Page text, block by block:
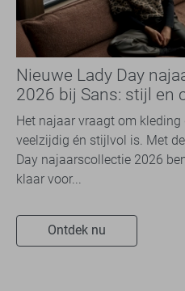
Nieuwe Lady Day
2026 bij Sans: stijl en
travelkwaliteit
Het najaar vraagt om kleding
veelzijdig én stijlvol is. Met
Day najaarscollectie 2026
klaar voor...
Ontdek nu